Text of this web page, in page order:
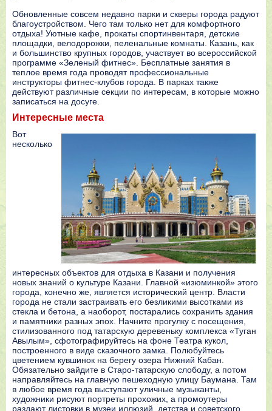
Обновленные совсем недавно парки и скверы города радуют
благоустройством. Чего там только нет для комфортного
отдыха! Уютные кафе, прокаты спортинвентаря, детские
площадки, велодорожки, пеленальные комнаты. Казань, как
и большинство крупных городов, участвует во всероссийской
программе «Зеленый фитнес». Бесплатные занятия в
теплое время года проводят профессиональные
инструкторы фитнес-клубов города. В парках также
действуют различные секции по интересам, в которые можно
записаться на досуге.
Интересные места
Вот
несколько
интересных объектов для отдыха в Казани и получения
новых знаний о культуре Казани. Главной «изюминкой» этого
города, конечно же, является исторический центр. Власти
города не стали застраивать его безликими высотками из
стекла и бетона, а наоборот, постарались сохранить здания
и памятники разных эпох. Начните прогулку с посещения,
стилизованного под татарскую деревеньку комплекса «Туган
Авылым», сфотографируйтесь на фоне Театра кукол,
построенного в виде сказочного замка. Полюбуйтесь
цветением кувшинок на берегу озера Нижний Кабан.
Обязательно зайдите в Старо-татарскую слободу, а потом
направляйтесь на главную пешеходную улицу Баумана. Там
в любое время года выступают уличные музыканты,
художники рисуют портреты прохожих, а промоутеры
раздают листовки в музеи иллюзий, детства и советского